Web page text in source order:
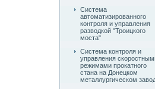
Система
автоматизированного
контроля и управления
разводкой "Троицкого
моста"
Система контроля и
управления
режимами прокатного
стана на Донецком
металлургическом